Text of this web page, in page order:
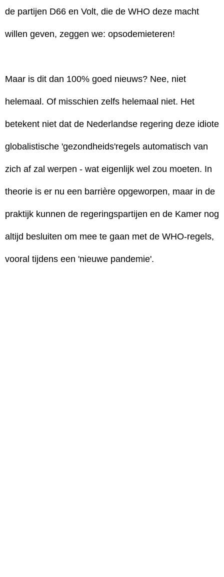
de partijen D66 en Volt, die de WHO deze macht
willen geven, zeggen we: opsodemieteren!
Maar is dit dan 100% goed nieuws? Nee, niet
helemaal. Of misschien zelfs helemaal niet. Het
betekent niet dat de Nederlandse regering deze idiote
globalistische 'gezondheids'regels automatisch van
zich af zal werpen - wat eigenlijk wel zou moeten. In
theorie is er nu een barrière opgeworpen, maar in de
praktijk kunnen de regeringspartijen en de Kamer nog
altijd besluiten om mee te gaan met de WHO-regels,
vooral tijdens een 'nieuwe pandemie'.